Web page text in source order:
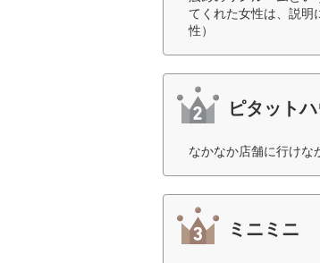
てくれた女性は、説明
性）
ピタット
なかなか店舗に行けな
ミニミニ